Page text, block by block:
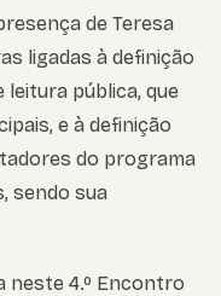
de Teresa
ligadas à definição
leitura pública, que
e à definição
do programa
sendo sua
neste 4.º Encontro